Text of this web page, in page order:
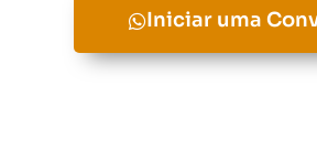
Iniciar uma